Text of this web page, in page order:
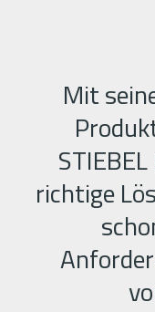
Mit
richtige